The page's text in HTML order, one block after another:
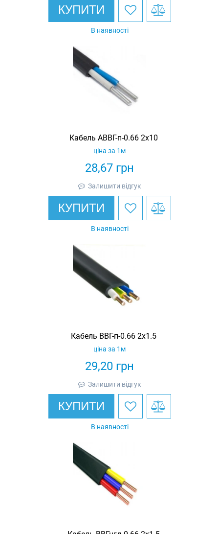
КУПИТИ
В наявності
Кабель АВВГ-п-0.66 2х10
28,67 грн
ціна за 1м
Залишити відгук
КУПИТИ
В наявності
Кабель ВВГ-п-0.66 2х1.5
29,20 грн
ціна за 1м
Залишити відгук
КУПИТИ
В наявності